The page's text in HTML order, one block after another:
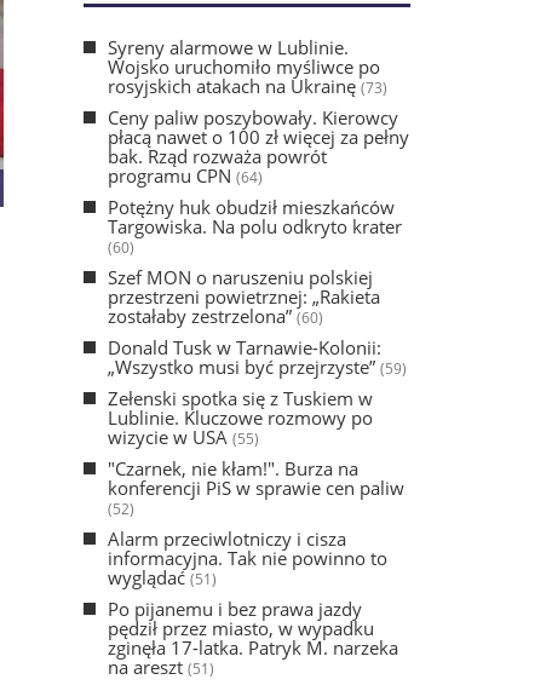
Syreny alarmowe w Lublinie.
Wojsko uruchomiło myśliwce po
rosyjskich atakach na Ukrainę(73)
Ceny paliw poszybowały. Kierowcy
płacą nawet o 100 zł więcej za pełny
bak. Rząd rozważa powrót
programu CPN (64)
Potężny huk obudził mieszkańców
Targowiska. Na polu odkryto krater
(60)
Szef MON o naruszeniu polskiej
przestrzeni powietrznej: „Rakieta
zostałaby zestrzelona” (60)
Donald Tusk w Tarnawie-Kolonii:
„Wszystko musi być przejrzyste” (59)
Zełenski spotka się z Tuskiem w
Lublinie. Kluczowe rozmowy po
wizycie w USA (55)
"Czarnek, nie kłam!". Burza na
konferencji PiS w sprawie cen paliw
(52)
Alarm przeciwlotniczy i cisza
informacyjna. Tak nie powinno to
wyglądać(51)
Po pijanemu i bez prawa jazdy
pędził przez miasto, w wypadku
zginęła 17-latka. Patryk M. narzeka
na areszt (51)